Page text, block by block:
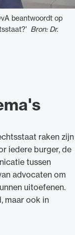
beantwoordt op
Bron: Dr.
raken zijn
iedere burger, de
tussen
advocaten om
uitoefenen.
maar ook in